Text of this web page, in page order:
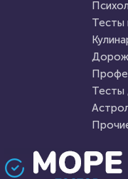
28 марта 2022
22 ноября 2021
Проходили 1239 раз
Тесты
Тесты